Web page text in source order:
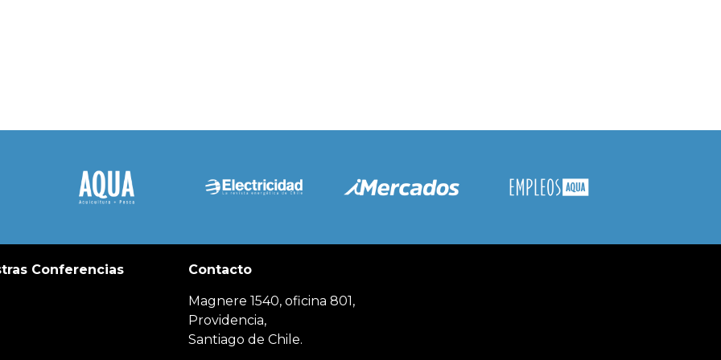
Conferencias Contacto
Magnere 1540, oficina 801,
Providencia,
Santiago de Chile.